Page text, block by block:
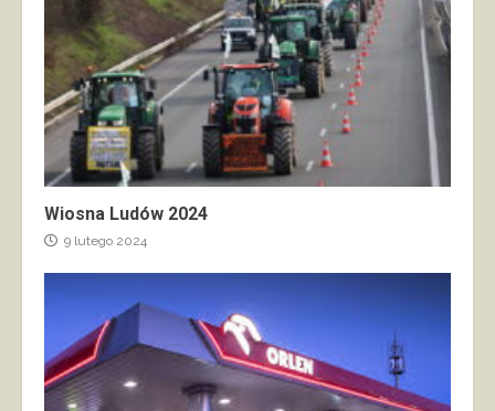
Wiosna Ludów 2024
9 lutego 2024